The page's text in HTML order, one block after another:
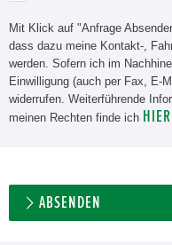
Mit Klick auf "Anfrage
dass dazu meine Kontakt-,
werden. Sofern ich im
Einwilligung (auch per Fax, E-
widerrufen. Weiterführende
meinen Rechten finde ich HIER
ABSENDEN